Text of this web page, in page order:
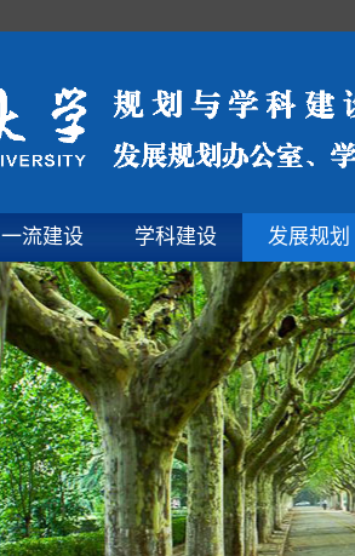
一流建设 学科建设 发展规划